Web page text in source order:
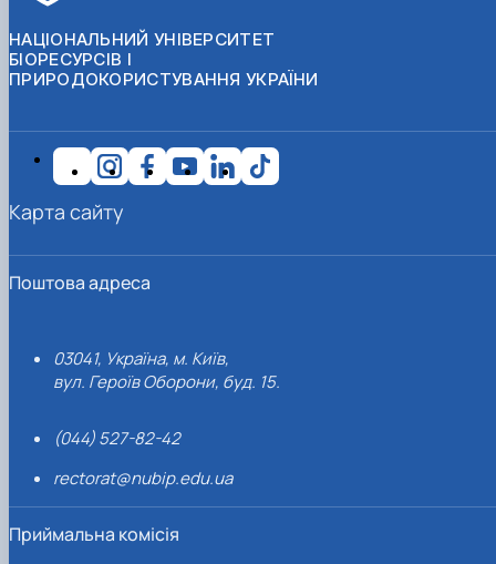
НАЦІОНАЛЬНИЙ УНІВЕРСИТЕТ
БІОРЕСУРСІВ І
ПРИРОДОКОРИСТУВАННЯ УКРАЇНИ
Поштова адреса
03041, Україна, м. Київ,
вул. Героїв Оборони, буд. 15.
(044) 527-82-42
rectorat@nubip.edu.ua
Приймальна комісія
Карта сайту